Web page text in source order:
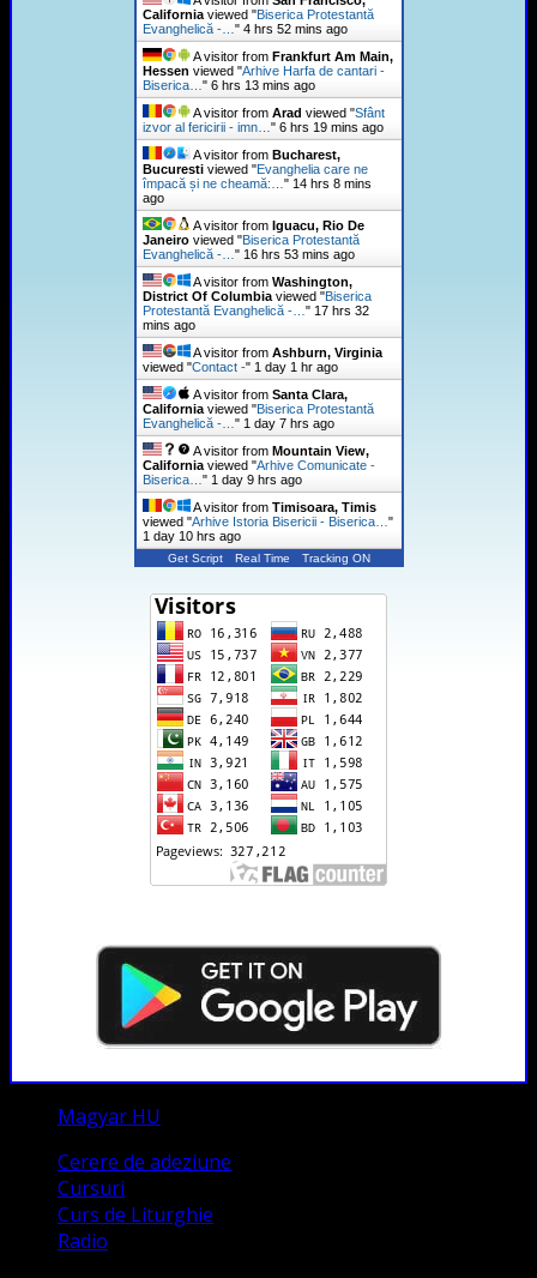
Californiaviewed "Biserica Protestantă
Evanghelică -… " 4 hrs 52 mins ago
A visitor from Frankfurt Am Main,
Hessen viewed "Arhive Harfa de cantari -
Biserica… " 6 hrs 13 mins ago
A visitor from Arad viewed "Sfânt
izvor al fericirii - imn… " 6 hrs 19 mins ago
A visitor from Bucharest,
Bucurestiviewed "Evanghelia care ne
împacă și ne cheamă:… " 14 hrs 8 mins
ago
A visitor from Iguacu, Rio De
Janeiroviewed "Biserica Protestantă
Evanghelică -… " 16 hrs 53 mins ago
A visitor from Washington,
District Of Columbiaviewed "Biserica
Protestantă Evanghelică -… " 17 hrs 32
mins ago
A visitor from Ashburn, Virginia
viewed "Contact -" 1 day 1 hr ago
A visitor from Santa Clara,
Californiaviewed "Biserica Protestantă
Evanghelică -… " 1 day 7 hrs ago
A visitor from Mountain View,
Californiaviewed "Arhive Comunicate -
Biserica… " 1 day 9 hrs ago
A visitor from Timisoara, Timis
viewed "Arhive Istoria Bisericii - Biserica… "
1 day 10 hrs ago
Get Script Real Time Tracking ON
Magyar HU
Cerere de adeziune
Cursuri
Curs de Liturghie
Radio